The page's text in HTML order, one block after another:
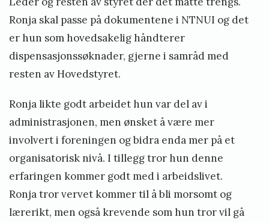
Ronja skal passe på dokumentene i NTNUI og det
er hun som hovedsakelig håndterer
dispensasjonssøknader, gjerne i samråd med
resten av Hovedstyret.
Ronja likte godt arbeidet hun var del av i
administrasjonen, men ønsket å være mer
involvert i foreningen og bidra enda mer på et
organisatorisk nivå. I tillegg tror hun denne
erfaringen kommer godt med i arbeidslivet.
Ronja tror vervet kommer til å bli morsomt og
lærerikt, men også krevende som hun tror vil gå